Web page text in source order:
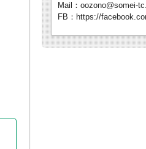
Mail：oozono@somei-
FB：https://